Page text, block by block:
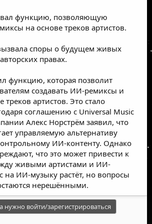
функцию, позволяющую
на основе треков артистов.
споры о будущем живых
правах.
функцию, которая позволит
создавать ИИ-ремиксы и
треков артистов. Это стало
соглашению с Universal Music
Алекс Норстрём заявил, что
управляемую альтернативу
ИИ-контенту. Однако
что это может привести к
живыми артистами и ИИ-
на ИИ-музыку растёт, но вопросы
нерешёнными.
нужно войти/зарегистрироваться